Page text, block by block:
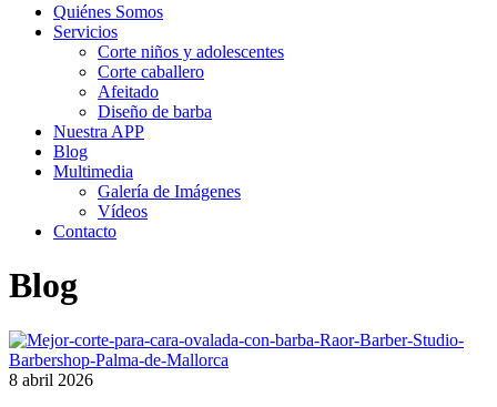
Quiénes Somos
Servicios
Corte niños y adolescentes
Corte caballero
Afeitado
Diseño de barba
Nuestra APP
Blog
Multimedia
Galería de Imágenes
Vídeos
Contacto
Blog
8 abril 2026